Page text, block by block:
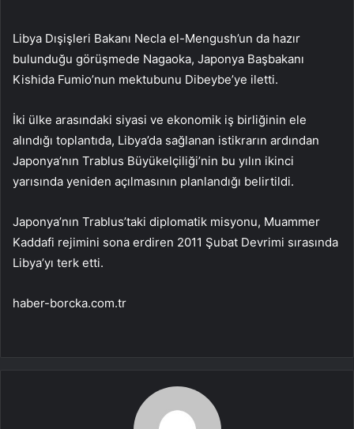
Libya Dışişleri Bakanı Necla el-Mengush’un da hazır
bulunduğu görüşmede Nagaoka, Japonya Başbakanı
Kishida Fumio’nun mektubunu Dibeybe’ye iletti.
İki ülke arasındaki siyasi ve ekonomik iş birliğinin ele
alındığı toplantıda, Libya’da sağlanan istikrarın ardından
Japonya’nın Trablus Büyükelçiliği’nin bu yılın ikinci
yarısında yeniden açılmasının planlandığı belirtildi.
Japonya’nın Trablus’taki diplomatik misyonu, Muammer
Kaddafi rejimini sona erdiren 2011 Şubat Devrimi sırasında
Libya’yı terk etti.
haber-borcka.com.tr